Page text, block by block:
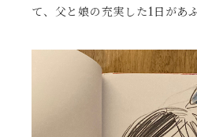
て、父と娘の充実した1日があ